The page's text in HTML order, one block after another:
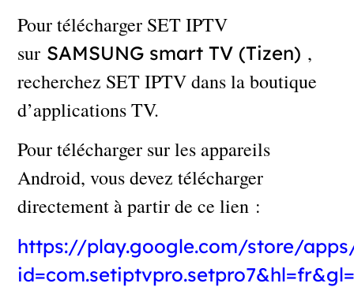
Pour télécharger SET IPTV
sur SAMSUNG smart TV (Tizen) ,
recherchez SET IPTV dans la boutique
d’applications TV.
Pour télécharger sur les appareils
Android, vous devez télécharger
directement à partir de ce lien :
https://play.google.com/store/